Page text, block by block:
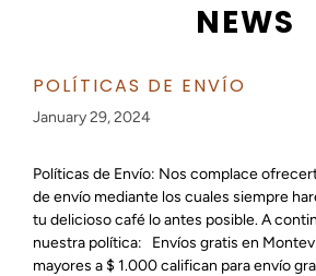
NEWS
POLÍTICAS DE ENVÍO
January 29, 2024
Políticas de Envío: Nos complace
de envío mediante los cuales siempre
tu delicioso café lo antes posible. A
nuestra política: Envíos gratis en
mayores a $ 1.000 califican para envío